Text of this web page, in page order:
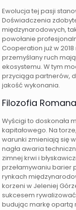
Ewolucja tej pasji
Doświadczenia
międzynarodowych,
powołanie
Cooperation już w
przemyślany ruch
ekosystemu. W tym
przyciąga partnerów,
jakość wykonania.
Filozofia
Wyścigi to doskonała
kapitałowego. Na
warunki zmieniają się
nagła awaria
zimnej krwi i
przełamywaniu barier
rynkach
korzeni w Jeleniej
sukcesem
budując markę opartą